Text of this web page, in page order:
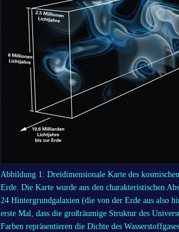
Abbildung 1: Dreidimensionale Karte des
Erde. Die Karte wurde aus den charakteristischen
24 Hintergrundgalaxien (die von der Erde aus also
erste Mal, dass die großräumige Struktur des
Farben repräsentieren die Dichte des